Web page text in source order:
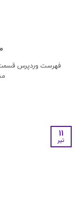
فهرست وردپرس
11
تیر